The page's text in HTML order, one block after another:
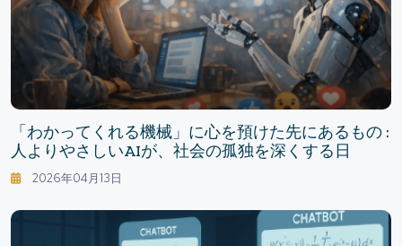
「わかってくれる機械」に心を預けた先にあるもの :
人よりやさしいAIが、社会の孤独を深くする日
2026年04月13日